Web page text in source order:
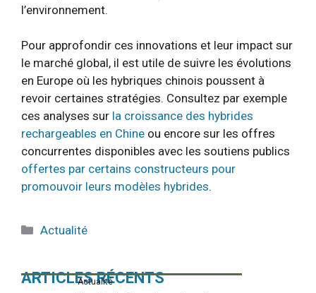
l’environnement.
Pour approfondir ces innovations et leur impact sur
le marché global, il est utile de suivre les évolutions
en Europe où les hybriques chinois poussent à
revoir certaines stratégies. Consultez par exemple
ces analyses sur la croissance des hybrides
rechargeables en Chine ou encore sur les offres
concurrentes disponibles avec les soutiens publics
offertes par certains constructeurs pour
promouvoir leurs modèles hybrides.
Catégories
Actualité
ARTICLES RÉCENTS
Actualité